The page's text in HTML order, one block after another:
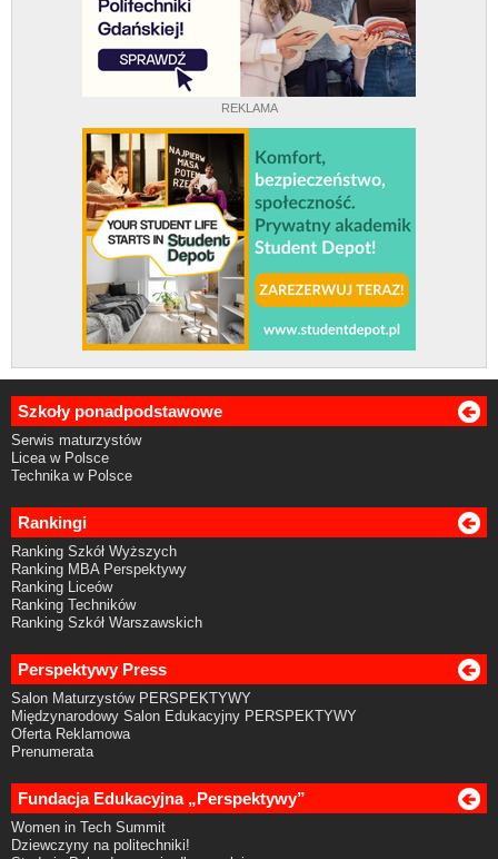
REKLAMA
Szkoły ponadpodstawowe
Serwis maturzystów
Licea w Polsce
Technika w Polsce
Rankingi
Ranking Szkół Wyższych
Ranking MBA Perspektywy
Ranking Liceów
Ranking Techników
Ranking Szkół Warszawskich
Perspektywy Press
Salon Maturzystów PERSPEKTYWY
Międzynarodowy Salon Edukacyjny PERSPEKTYWY
Oferta Reklamowa
Prenumerata
Fundacja Edukacyjna „Perspektywy”
Women in Tech Summit
Dziewczyny na politechniki!